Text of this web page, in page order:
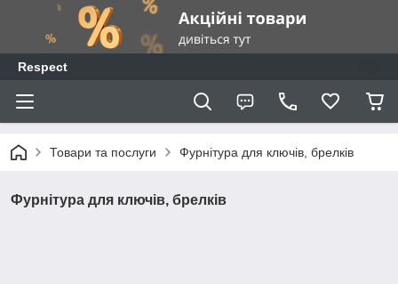
Respect
Товари та послуги Фурнітура для ключів, брелків
Фурнітура для ключів, брелків